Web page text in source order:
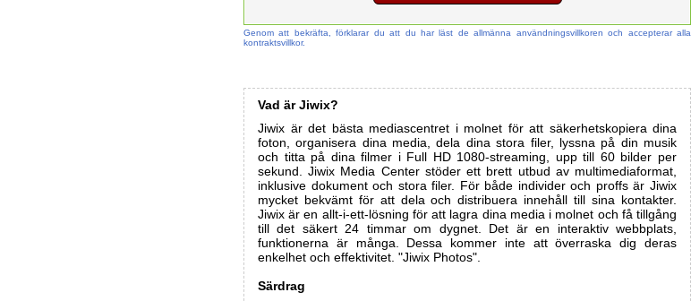
Genom att bekräfta, förklarar du att du har läst de allmänna användningsvillkoren och accepterar alla
kontraktsvillkor.
Vad är Jiwix?
Jiwix är det bästa mediascentret i molnet för att säkerhetskopiera dina
foton, organisera dina media, dela dina stora filer, lyssna på din musik
och titta på dina filmer i Full HD 1080-streaming, upp till 60 bilder per
sekund. Jiwix Media Center stöder ett brett utbud av multimediaformat,
inklusive dokument och stora filer. För både individer och proffs är Jiwix
mycket bekvämt för att dela och distribuera innehåll till sina kontakter.
Jiwix är en allt-i-ett-lösning för att lagra dina media i molnet och få tillgång
till det säkert 24 timmar om dygnet. Det är en interaktiv webbplats,
funktionerna är många. Dessa kommer inte att överraska dig deras
enkelhet och effektivitet. "Jiwix Photos".
Särdrag